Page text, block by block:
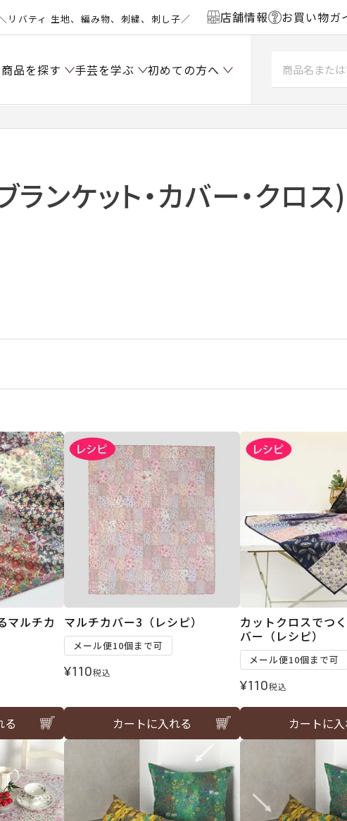
リバティ 生地、編み物、刺繍、刺し子／ 店舗情報 お買い物ガ
商品を探す 手芸を学ぶ 初めての方へ
ランケット・カバー・クロス)
マルチカ
る
マルチカバー3（レシピ）
メール便10個まで可
¥110税込
カートに入れる
カットクロスでつ
バー（レシピ）
メール便10個まで可
¥110税込
カートに